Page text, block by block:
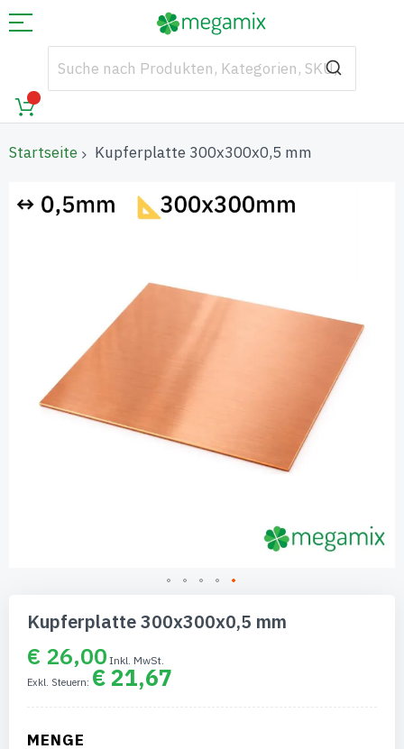
Startseite Kupferplatte 300x300x0,5 mm
Ende
Anfang
Bildgalerie
springen
Kupferplatte 300x300x0,5 mm
€ 26,00
€ 21,67
MENGE